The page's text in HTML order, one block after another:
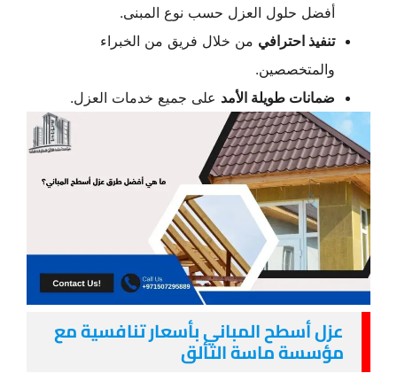
أفضل حلول العزل حسب نوع المبنى.
تنفيذ احترافي من خلال فريق من الخبراء
والمتخصصين.
ضمانات طويلة الأمد على جميع خدمات العزل.
عزل أسطح المباني بأسعار تنافسية مع
مؤسسة ماسة التألق